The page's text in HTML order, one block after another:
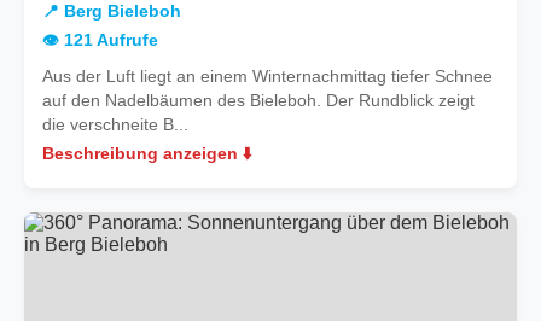
📍 Berg Bieleboh
👁️ 121 Aufrufe
Aus der Luft liegt an einem Winternachmittag tiefer Schnee
auf den Nadelbäumen des Bieleboh. Der Rundblick zeigt
die verschneite B...
Beschreibung anzeigen ⬇️